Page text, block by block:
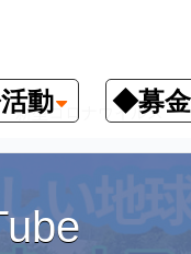
動 ◆募金
新型コロナウイルス